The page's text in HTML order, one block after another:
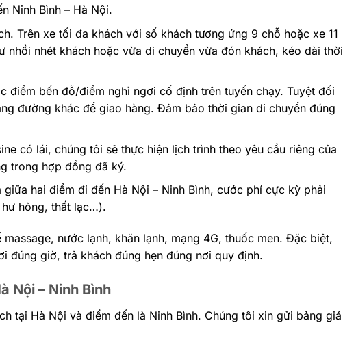
Ninh Bình – Hà Nội.
Trên xe tối đa khách với số khách tương ứng 9 chỗ hoặc xe 11
nhét khách hoặc vừa di chuyển vừa đón khách, kéo dài thời
điểm bến đỗ/điểm nghỉ ngơi cố định trên tuyến chạy. Tuyệt đối
đường khác để giao hàng. Đảm bảo thời gian di chuyển đúng
có lái, chúng tôi sẽ thực hiện lịch trình theo yêu cầu riêng của
trong hợp đồng đã ký.
hai điểm đi đến Hà Nội – Ninh Bình, cước phí cực kỳ phải
hỏng, thất lạc…).
nước lạnh, khăn lạnh, mạng 4G, thuốc men. Đặc biệt,
đúng giờ, trả khách đúng hẹn đúng nơi quy định.
Nội – Ninh Bình
tại Hà Nội và điểm đến là Ninh Bình. Chúng tôi xin gửi bảng giá